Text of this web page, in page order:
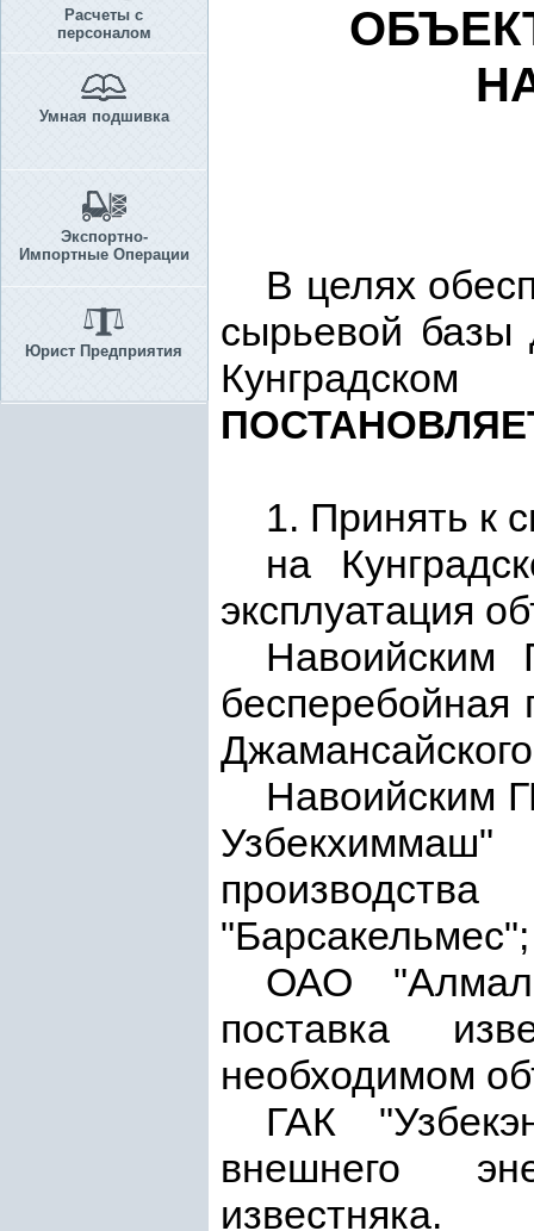
Расчеты с
персоналом
Умная подшивка
Экспортно-
Импортные Операции
Юрист Предприятия
В целях
сырьевой базы
1. Принять к
на
эксплуатация
бесперебойная
Навоийским
Узбекхиммаш"
"Барсакельмес";
ОАО
поставка
необходимом
ГАК
внешнего
известняка.